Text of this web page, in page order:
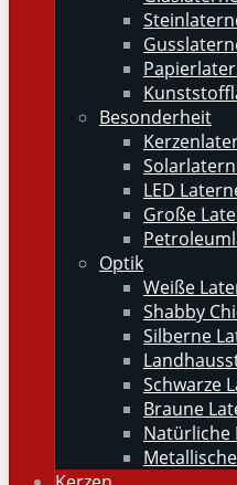
Besonderheit
LED
Große
Optik
Weiße
Shabby
Silberne
Schwarze
Braune
Natürliche